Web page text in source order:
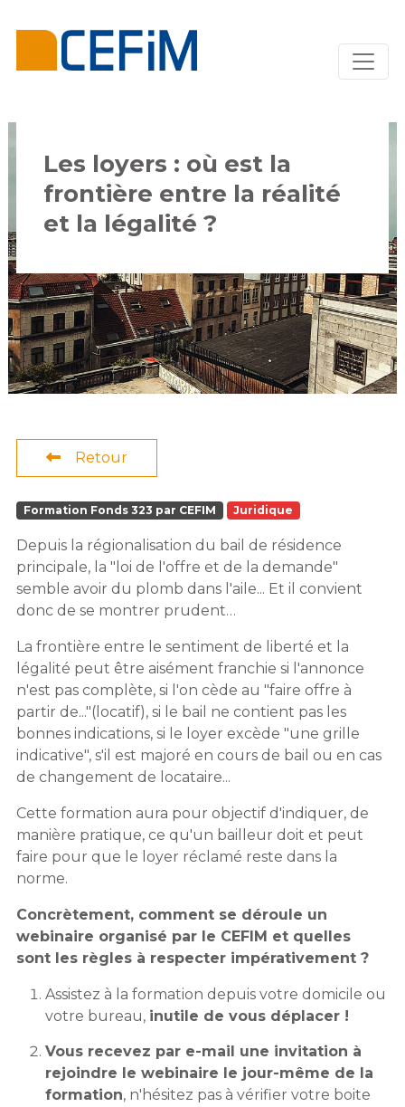
Les loyers : où est la
frontière entre la réalité
et la légalité ?
Retour
Formation Fonds 323 par CEFIM Juridique
Depuis la régionalisation du bail de résidence
principale, la "loi de l'offre et de la demande"
semble avoir du plomb dans l'aile... Et il convient
donc de se montrer prudent…
La frontière entre le sentiment de liberté et la
légalité peut être aisément franchie si l'annonce
n'est pas complète, si l'on cède au "faire offre à
partir de..."(locatif), si le bail ne contient pas les
bonnes indications, si le loyer excède "une grille
indicative", s'il est majoré en cours de bail ou en cas
de changement de locataire...
Cette formation aura pour objectif d'indiquer, de
manière pratique, ce qu'un bailleur doit et peut
faire pour que le loyer réclamé reste dans la
norme.
Concrètement, comment se déroule un
webinaire organisé par le CEFIM et quelles
sont les règles à respecter impérativement ?
Assistez à la formation depuis votre domicile ou
votre bureau, inutile de vous déplacer !
Vous recevez par e-mail une invitation à
rejoindre le webinaire le jour-même de la
formation, n'hésitez pas à vérifier votre boite